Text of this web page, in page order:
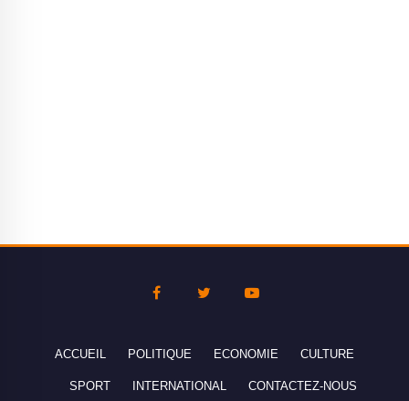
ACCUEIL POLITIQUE ECONOMIE CULTURE
SPORT INTERNATIONAL CONTACTEZ-NOUS